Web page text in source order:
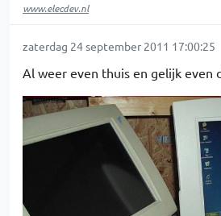
www.elecdev.nl
zaterdag 24 september 2011 17:00:25
Al weer even thuis en gelijk even